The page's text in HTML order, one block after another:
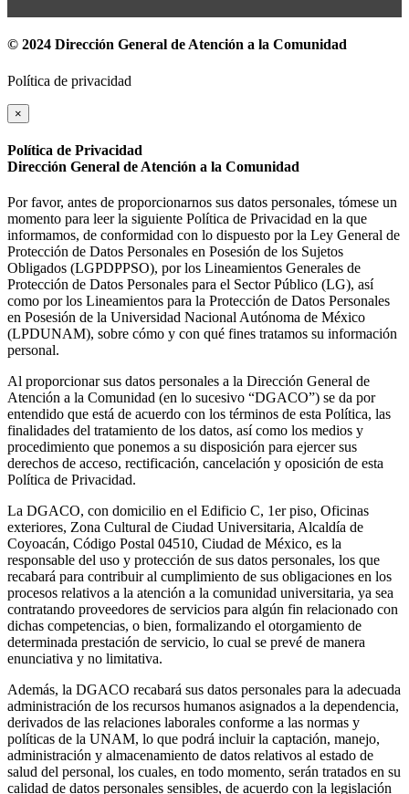
© 2024 Dirección General de Atención a la Comunidad
Política de privacidad
×
Política de Privacidad
Dirección General de Atención a la Comunidad
Por favor, antes de proporcionarnos sus datos personales, tómese un
momento para leer la siguiente Política de Privacidad en la que
informamos, de conformidad con lo dispuesto por la Ley General de
Protección de Datos Personales en Posesión de los Sujetos
Obligados (LGPDPPSO), por los Lineamientos Generales de
Protección de Datos Personales para el Sector Público (LG), así
como por los Lineamientos para la Protección de Datos Personales
en Posesión de la Universidad Nacional Autónoma de México
(LPDUNAM), sobre cómo y con qué fines tratamos su información
personal.
Al proporcionar sus datos personales a la Dirección General de
Atención a la Comunidad (en lo sucesivo “DGACO”) se da por
entendido que está de acuerdo con los términos de esta Política, las
finalidades del tratamiento de los datos, así como los medios y
procedimiento que ponemos a su disposición para ejercer sus
derechos de acceso, rectificación, cancelación y oposición de esta
Política de Privacidad.
La DGACO, con domicilio en el Edificio C, 1er piso, Oficinas
exteriores, Zona Cultural de Ciudad Universitaria, Alcaldía de
Coyoacán, Código Postal 04510, Ciudad de México, es la
responsable del uso y protección de sus datos personales, los que
recabará para contribuir al cumplimiento de sus obligaciones en los
procesos relativos a la atención a la comunidad universitaria, ya sea
contratando proveedores de servicios para algún fin relacionado con
dichas competencias, o bien, formalizando el otorgamiento de
determinada prestación de servicio, lo cual se prevé de manera
enunciativa y no limitativa.
Además, la DGACO recabará sus datos personales para la adecuada
administración de los recursos humanos asignados a la dependencia,
derivados de las relaciones laborales conforme a las normas y
políticas de la UNAM, lo que podrá incluir la captación, manejo,
administración y almacenamiento de datos relativos al estado de
salud del personal, los cuales, en todo momento, serán tratados en su
calidad de datos personales sensibles, de acuerdo con la legislación